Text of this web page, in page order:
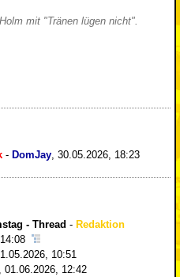
mit "Tränen lügen nicht".
- DomJay 30.05.2026, 18:23
- Thread - Redaktion
10:51
, 01.06.2026, 12:42